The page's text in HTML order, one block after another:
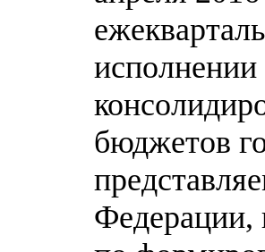
бюджетов
Федерации,